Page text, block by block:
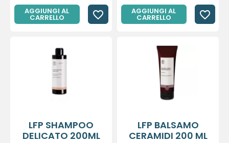
AGGIUNGI AL
CARRELLO favorite_border AGGIUNGI AL
CARRELLO favorite_border
LFP SHAMPOO
DELICATO 200ML
LFP BALSAMO
CERAMIDI 200 ML